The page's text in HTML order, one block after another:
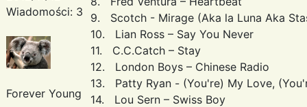
Wiadomości: 3
Forever Young
9. Scotch - Mirage (Aka la Luna Aka
10. Lian Ross – Say You Never
11. C.C.Catch – Stay
12. London Boys – Chinese Radio
13. Patty Ryan - (You're) My Love,
14. Lou Sern – Swiss Boy